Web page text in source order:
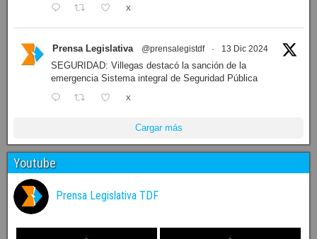
X
Prensa Legislativa @prensalegistdf · 13 Dic 2024
SEGURIDAD: Villegas destacó la sanción de la
emergencia Sistema integral de Seguridad Pública
X
Cargar más
Youtube
Prensa Legislativa TDF